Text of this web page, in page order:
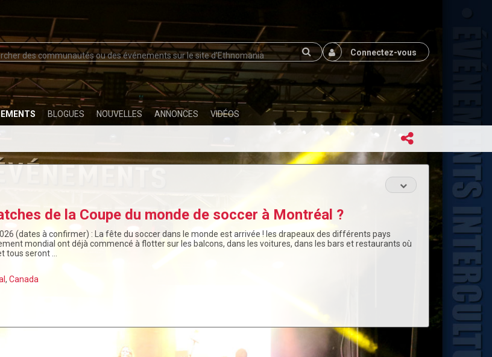
Connectez-vous
BLOGUES NOUVELLES ANNONCES VIDÉOS
de la Coupe du monde de soccer à Montréal ?
(dates à confirmer) : La fête du soccer dans le monde est arrivée ! les drapeaux des différents pays
mondial ont déjà commencé à flotter sur les balcons, dans les voitures, dans les bars et restaurants où
tous seront …
, Canada